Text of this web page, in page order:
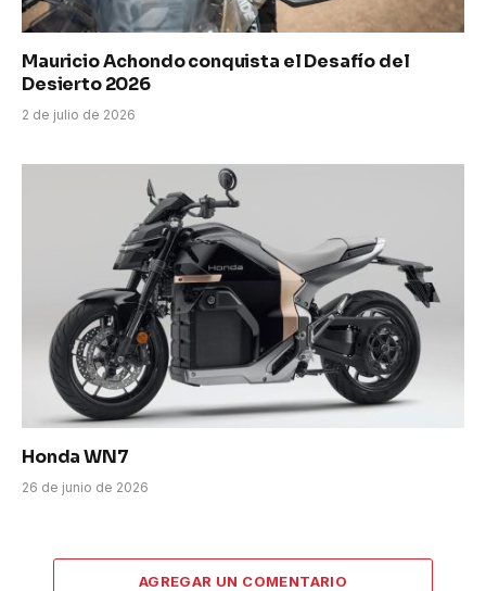
Mauricio Achondo conquista el Desafío del
Desierto 2026
2 de julio de 2026
Honda WN7
26 de junio de 2026
AGREGAR UN COMENTARIO